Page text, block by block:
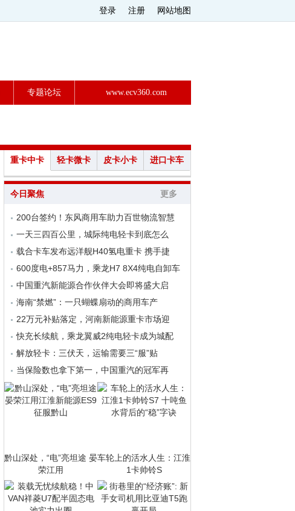
登录 注册 网站地图
专题论坛 www.ecv360.com
重卡中卡 轻卡微卡 皮卡小卡 进口卡车
今日聚焦 更多
200台签约！东风商用车助力百世物流智慧
一天三四百公里，城际纯电轻卡到底怎么
载合卡车发布远洋舰H40氢电重卡 携手捷
600度电+857马力，乘龙H7 8X4纯电自卸车
中国重汽新能源合作伙伴大会即将盛大启
海南“禁燃”：一只蝴蝶扇动的商用车产
22万元补贴落定，河南新能源重卡市场迎
快充长续航，乘龙翼威2纯电轻卡成为城配
解放轻卡：三伏天，运输需要三“服”贴
当保险数也拿下第一，中国重汽的冠军再
黔山深处，“电”亮坦途 晏
荣江用
车轮上的活水人生：江淮
1卡帅铃S